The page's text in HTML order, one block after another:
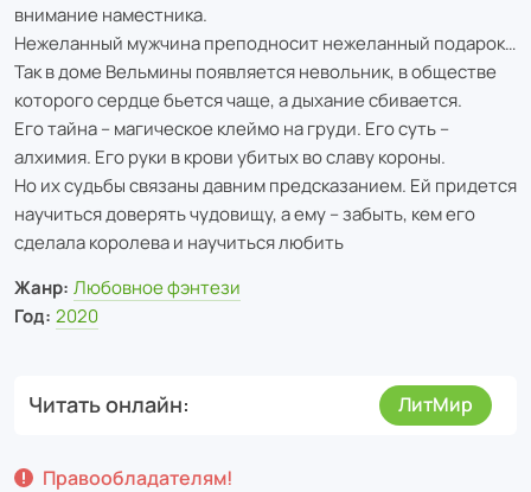
внимание наместника.
Нежеланный мужчина преподносит нежеланный подарок…
Так в доме Вельмины появляется невольник, в обществе
которого сердце бьется чаще, а дыхание сбивается.
Его тайна – магическое клеймо на груди. Его суть –
алхимия. Его руки в крови убитых во славу короны.
Но их судьбы связаны давним предсказанием. Ей придется
научиться доверять чудовищу, а ему – забыть, кем его
сделала королева и научиться любить
Жанр: Любовное фэнтези
Год: 2020
Читать онлайн ЛитМир
Правообладателям!